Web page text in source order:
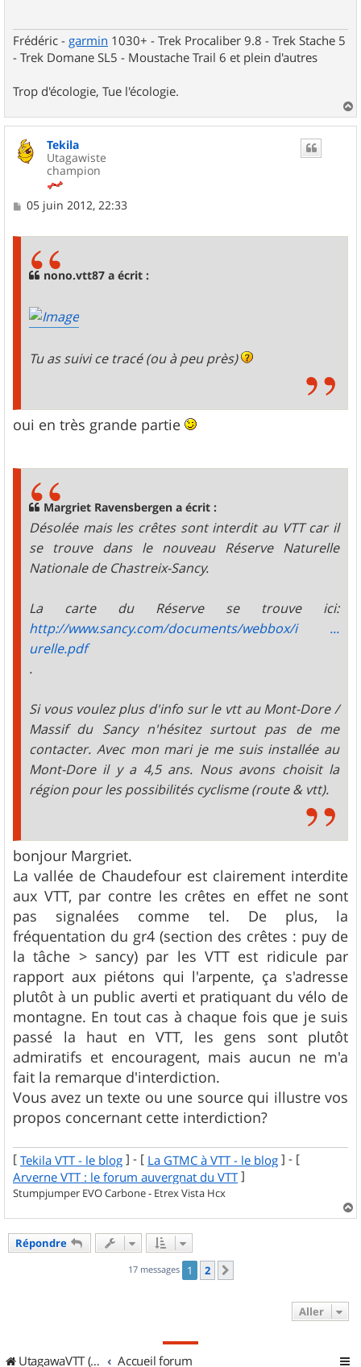
Frédéric - garmin 1030+ - Trek Procaliber 9.8 - Trek Stache 5
- Trek Domane SL5 - Moustache Trail 6 et plein d'autres
Trop d'écologie, Tue l'écologie.
a
Tekila
Utagawiste
champion
M
05 juin 2012, 22:33
nono.vtt87 a écrit :
Tu as suivi ce tracé (ou à peu près)
oui en très grande partie
Margriet Ravensbergen a écrit :
Désolée mais les crêtes sont interdit au VTT car il
se trouve dans le nouveau Réserve Naturelle
Nationale de Chastreix-Sancy.
La carte du Réserve se trouve ici:
http://www.sancy.com/documents/webbox/i ...
urelle.pdf
.
Si vous voulez plus d'info sur le vtt au Mont-Dore /
Massif du Sancy n'hésitez surtout pas de me
contacter. Avec mon mari je me suis installée au
Mont-Dore il y a 4,5 ans. Nous avons choisit la
région pour les possibilités cyclisme (route & vtt).
bonjour Margriet.
La vallée de Chaudefour est clairement interdite
aux VTT, par contre les crêtes en effet ne sont
pas signalées comme tel. De plus, la
fréquentation du gr4 (section des crêtes : puy de
la tâche > sancy) par les VTT est ridicule par
rapport aux piétons qui l'arpente, ça s'adresse
plutôt à un public averti et pratiquant du vélo de
montagne. En tout cas à chaque fois que je suis
passé la haut en VTT, les gens sont plutôt
admiratifs et encouragent, mais aucun ne m'a
fait la remarque d'interdiction.
Vous avez un texte ou une source qui illustre vos
propos concernant cette interdiction?
[ Tekila VTT - le blog ] - [ La GTMC à VTT - le blog ] - [
Arverne VTT : le forum auvergnat du VTT ]
Stumpjumper EVO Carbone - Etrex Vista Hcx
a
Répondre
17 messages 1 2
Aller
UtagawaVTT (Randos VTT et VTTAE avec traces GPS) Accueil forum